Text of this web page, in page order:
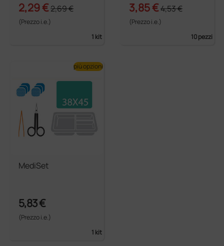
2,29 €2,69 €
(Prezzo i.e.)
1 kit
3,85 €4,53 €
(Prezzo i.e.)
10 pezzi
MediSet
5,83 €
(Prezzo i.e.)
1 kit
più opzioni